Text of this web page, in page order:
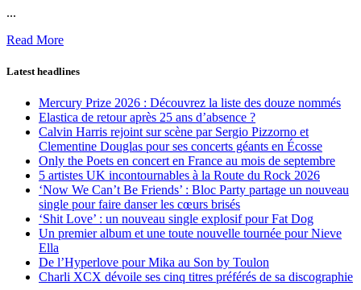
...
Read More
Latest headlines
Mercury Prize 2026 : Découvrez la liste des douze nommés
Elastica de retour après 25 ans d’absence ?
Calvin Harris rejoint sur scène par Sergio Pizzorno et
Clementine Douglas pour ses concerts géants en Écosse
Only the Poets en concert en France au mois de septembre
5 artistes UK incontournables à la Route du Rock 2026
‘Now We Can’t Be Friends’ : Bloc Party partage un nouveau
single pour faire danser les cœurs brisés
‘Shit Love’ : un nouveau single explosif pour Fat Dog
Un premier album et une toute nouvelle tournée pour Nieve
Ella
De l’Hyperlove pour Mika au Son by Toulon
Charli XCX dévoile ses cinq titres préférés de sa discographie